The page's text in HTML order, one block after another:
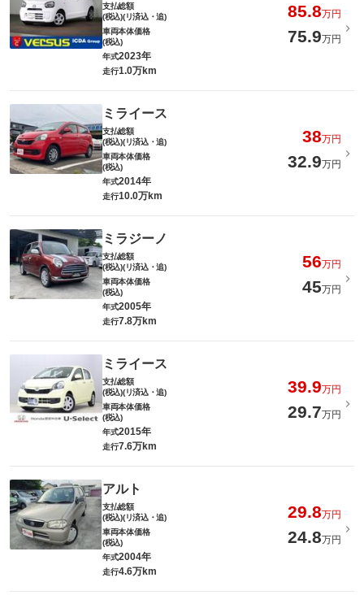
支払総額
(税込)(リ済込・追)
85.8万円
車両本体価格
(税込)
75.9万円
年式2023年
走行1.0万km
ミライース
支払総額
(税込)(リ済込・追)
38万円
車両本体価格
(税込)
32.9万円
年式2014年
走行10.0万km
ミラジーノ
支払総額
(税込)(リ済込・追)
56万円
車両本体価格
(税込)
45万円
年式2005年
走行7.8万km
ミライース
支払総額
(税込)(リ済込・追)
39.9万円
車両本体価格
(税込)
29.7万円
年式2015年
走行7.6万km
アルト
支払総額
(税込)(リ済込・追)
29.8万円
車両本体価格
(税込)
24.8万円
年式2004年
走行4.6万km